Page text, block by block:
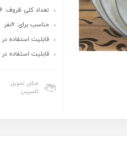
تعداد کلی ظروف: 26 پارچه
مناسب برای: 6نفر
قابلیت استفاده
قابلیت استفاده در
امکان تحویل
اکسپرس